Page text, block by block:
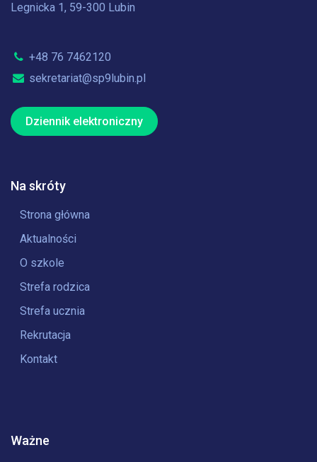
Legnicka 1, 59-300 Lubin
+48 76 7462120
sekretariat@sp9lubin.pl
Dziennik elektroniczny
Na skróty
Strona główna
Aktualności
O szkole
Strefa rodzica
Strefa ucznia
Rekrutacja
Kontakt
Ważne